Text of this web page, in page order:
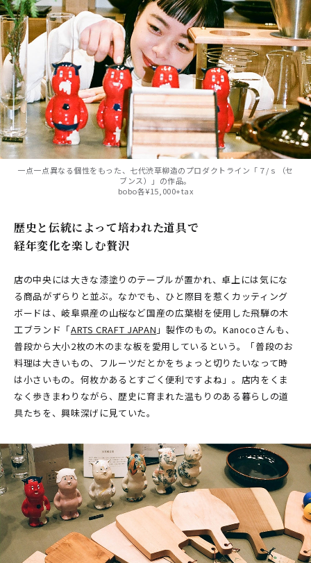
一点一点異なる個性をもった、七代渋草柳造のプロダクトライン「７/ｓ（セ
ブンス）」の作品。
bobo各¥15,000+tax
歴史と伝統によって培われた道具で
経年変化を楽しむ贅沢
店の中央には大きな漆塗りのテーブルが置かれ、卓上には気にな
る商品がずらりと並ぶ。なかでも、ひと際目を惹くカッティング
ボードは、岐阜県産の山桜など国産の広葉樹を使用した飛騨の木
工ブランド「ARTS CRAFT JAPAN 」製作のもの。Kanocoさんも、
普段から大小2枚の木のまな板を愛用しているという。「普段のお
料理は大きいもの、フルーツだとかをちょっと切りたいなって時
は小さいもの。何枚かあるとすごく便利ですよね」。店内をくま
なく歩きまわりながら、歴史に育まれた温もりのある暮らしの道
具たちを、興味深げに見ていた。